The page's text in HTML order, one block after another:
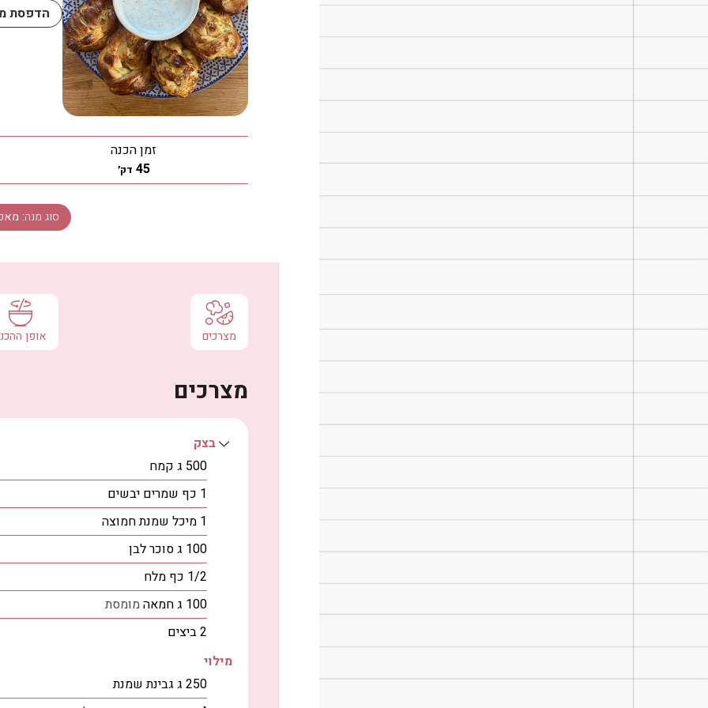
הדפסת
זמן הכנה
45דקות
דק׳
סוג מנה:
מצרכים אופן
מצרכים
בצק
500 ג קמח
1 כף שמרים יבשים
1 מיכל שמנת חמוצה
100 גסוכר לבן
1/2 כף מלח
100 גחמאהמומסת
2ביצים
מילוי
250 ג גבינת שמנת